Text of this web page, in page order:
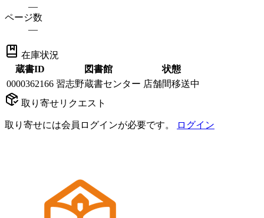
—
ページ数
—
在庫状況
蔵書ID
図書館
状態
0000362166 習志野蔵書センター 店舗間移送中
取り寄せリクエスト
取り寄せには会員ログインが必要です。 ログイン